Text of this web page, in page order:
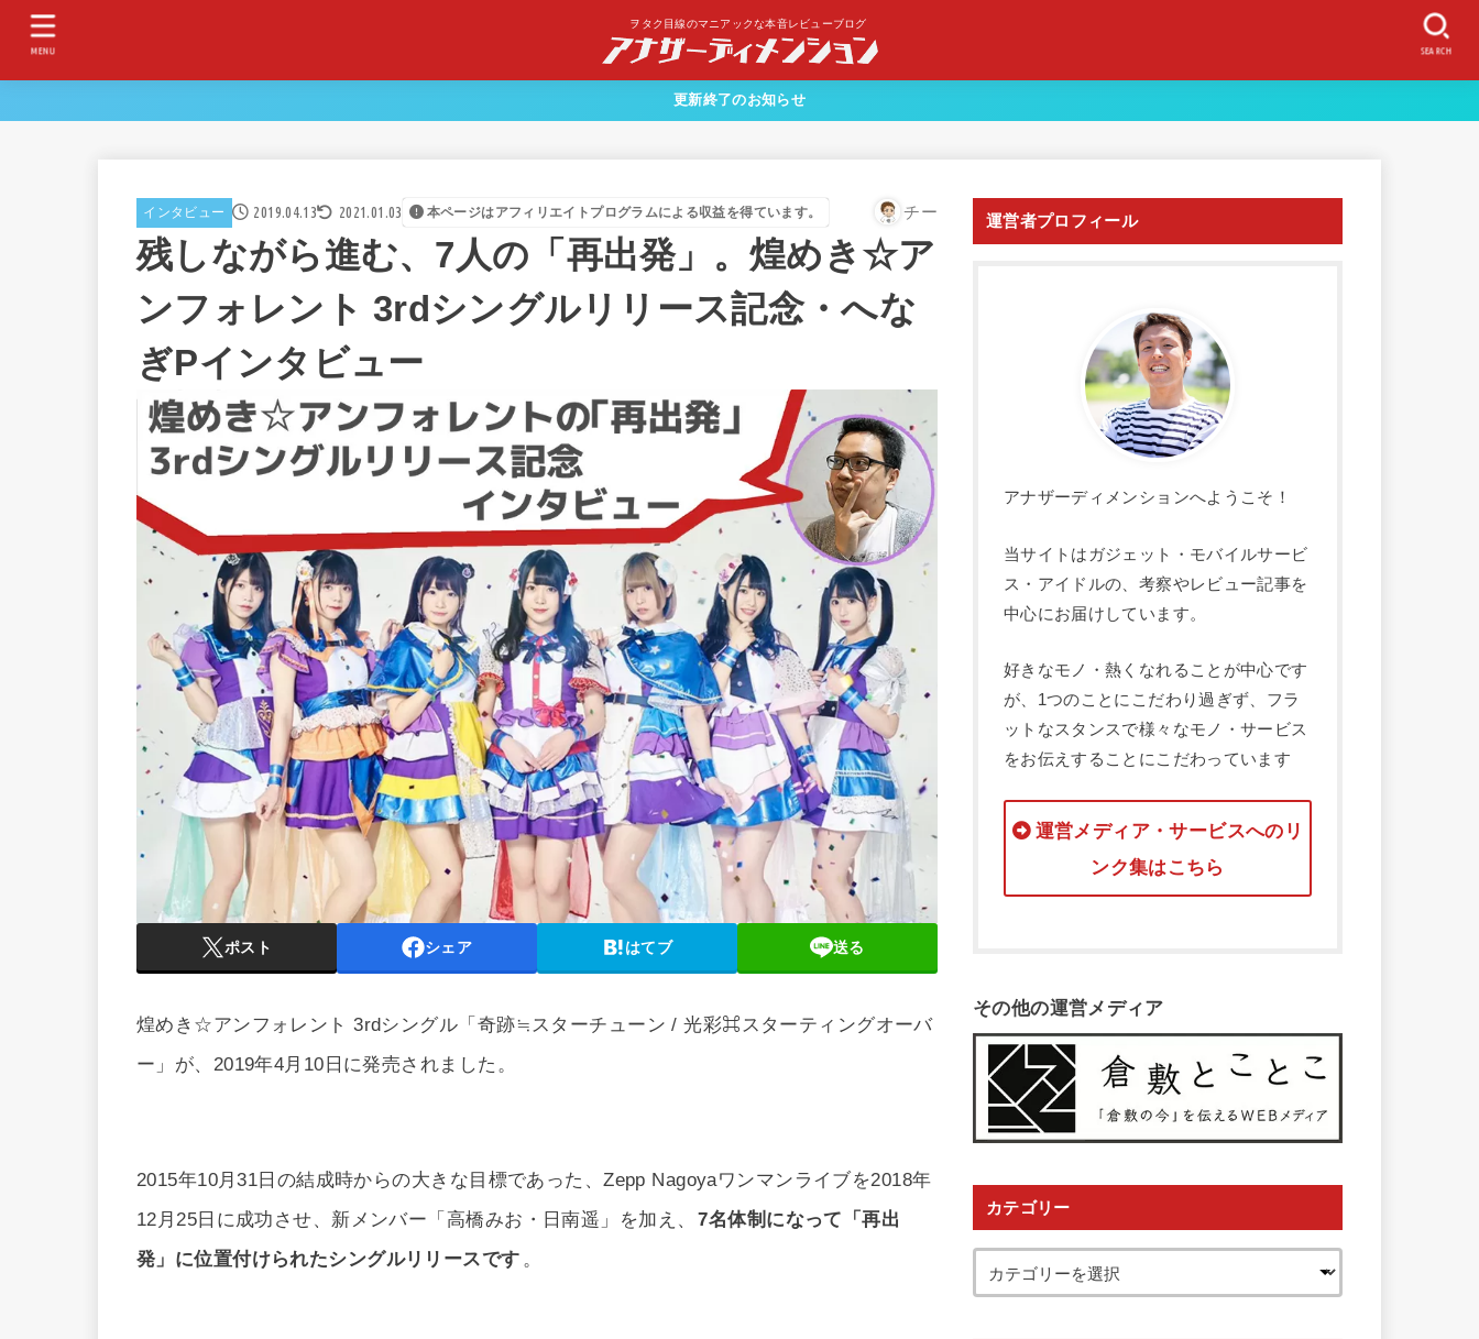
ヲタク目線のマニアックな本音レビューブログ
SEARCH
MENU
更新終了のお知らせ
インタビュー 2019.04.13 2021.01.03 本ページはアフィリエイトプログラムによる収益を得ています。 チー
残しながら進む、7人の「再出発」。煌めき☆ア
ンフォレント 3rdシングルリリース記念・へな
ぎPインタビュー
ポスト シェア はてブ 送る
煌めき☆アンフォレント 3rdシングル「奇跡≒スターチューン / 光彩⌘スターティングオーバ
ー」が、2019年4月10日に発売されました。
2015年10月31日の結成時からの大きな目標であった、Zepp Nagoyaワンマンライブを2018年
12月25日に成功させ、新メンバー「高橋みお・日南遥」を加え、 7名体制になって「再出
発」に位置付けられたシングルリリースです 。
運営者プロフィール
アナザーディメンションへようこそ！
当サイトはガジェット・モバイルサービ
ス・アイドルの、考察やレビュー記事を
中心にお届けしています。
好きなモノ・熱くなれることが中心です
が、1つのことにこだわり過ぎず、フラ
ットなスタンスで様々なモノ・サービス
をお伝えすることにこだわっています
運営メディア・サービスへのリ
ンク集はこちら
その他の運営メディア
カテゴリー